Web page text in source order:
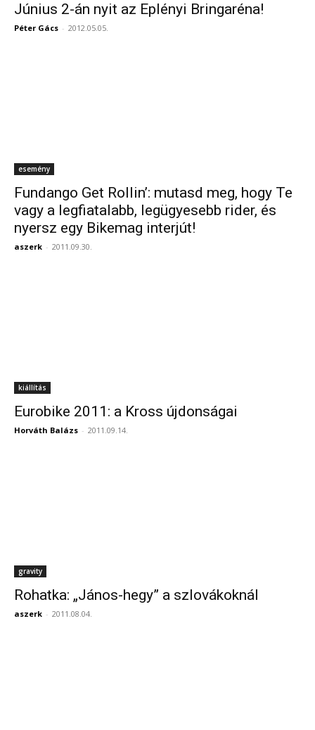
Június 2-án nyit az Eplényi Bringaréna!
Péter Gács - 2012.05.05.
esemény
Fundango Get Rollin’: mutasd meg, hogy Te
vagy a legfiatalabb, legügyesebb rider, és
nyersz egy Bikemag interjút!
aszerk - 2011.09.30.
kiállítás
Eurobike 2011: a Kross újdonságai
Horváth Balázs - 2011.09.14.
gravity
Rohatka: „János-hegy” a szlovákoknál
aszerk - 2011.08.04.